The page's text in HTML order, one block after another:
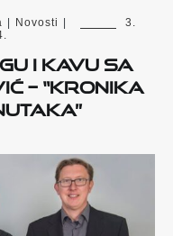
Novosti
3.
i kavu sa
– “Kronika